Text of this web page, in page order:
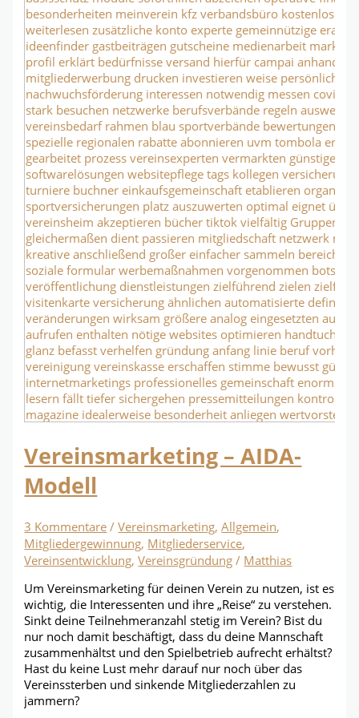
Vereinsmarketing – AIDA-
Modell
3 Kommentare /Vereinsmarketing,Allgemein,
Mitgliedergewinnung, Mitgliederservice,
Vereinsentwicklung,Vereinsgründung / Matthias
Um Vereinsmarketing für deinen Verein zu nutzen, ist es
wichtig, die Interessenten und ihre „Reise“ zu verstehen.
Sinkt deine Teilnehmeranzahl stetig im Verein? Bist du
nur noch damit beschäftigt, dass du deine Mannschaft
zusammenhältst und den Spielbetrieb aufrecht erhältst?
Hast du keine Lust mehr darauf nur noch über das
Vereinssterben und sinkende Mitgliederzahlen zu
jammern?